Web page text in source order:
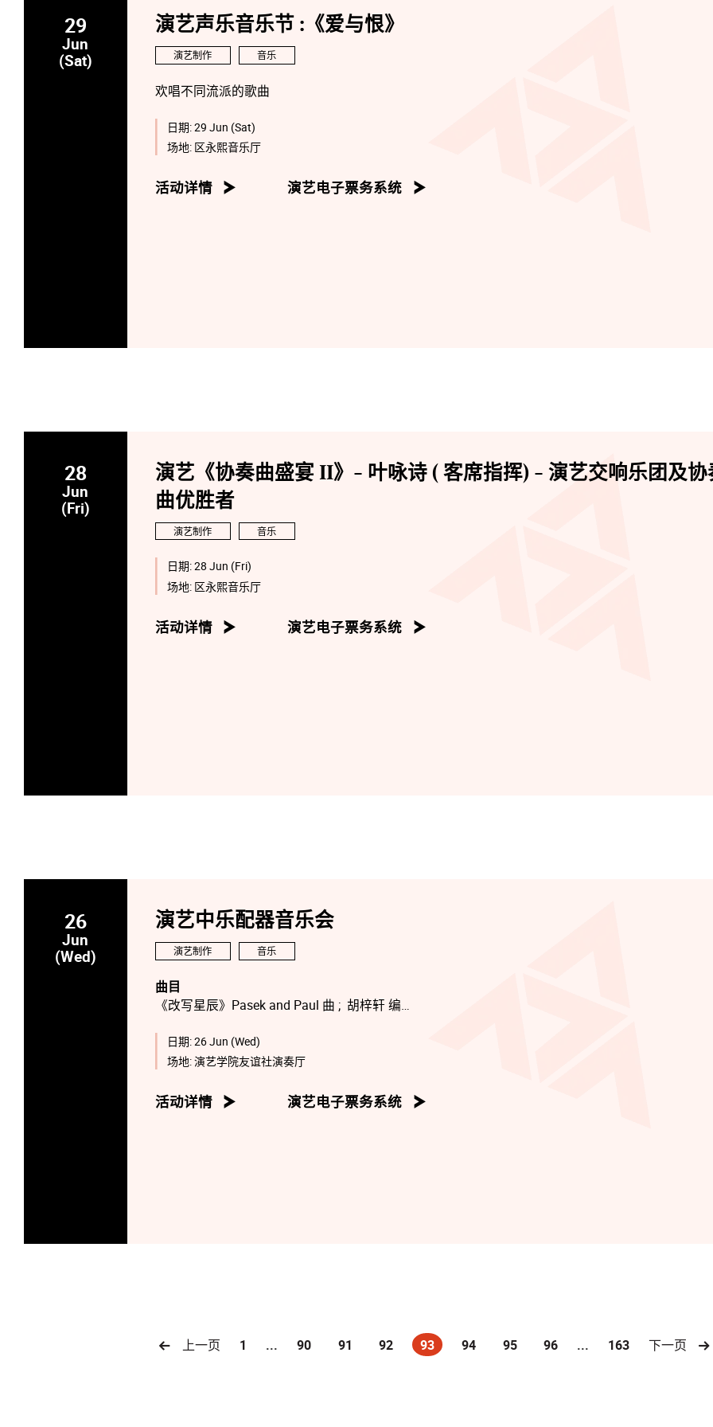
29
Jun
(Sat)
演艺声乐音乐节 :《爱与恨》
演艺制作 音乐
欢唱不同流派的歌曲
日期:29 Jun (Sat)
场地: 区永熙音乐厅
活动详情 演艺电子票务系统
28
Jun
(Fri)
演艺《协奏曲盛宴 II》- 叶咏诗 ( 客席指挥) - 演艺交响乐团及协
曲优胜者
演艺制作 音乐
日期:28 Jun (Fri)
场地: 区永熙音乐厅
活动详情 演艺电子票务系统
26
Jun
(Wed)
演艺中乐配器音乐会
演艺制作 音乐
曲目
《改写星辰》Pasek and Paul 曲 ; 胡梓轩 编
《迪⼠尼混合曲》克⾥斯汀-安达森．洛佩兹, 艾伦．万坚, ⼤卫．吉波 曲; ⾼雅盈 编
《Bad Apple!!》蓑岛正佳 曲; 戴宝伦 编
《アシタカせっ记》久石让 曲; 徐锦康 编
日期:26 Jun (Wed)
场地:演艺学院友谊社演奏厅
活动详情 演艺电子票务系统
上一页 1 ... 90 91 92 93
(current)
94 95 96 ... 163 下一页